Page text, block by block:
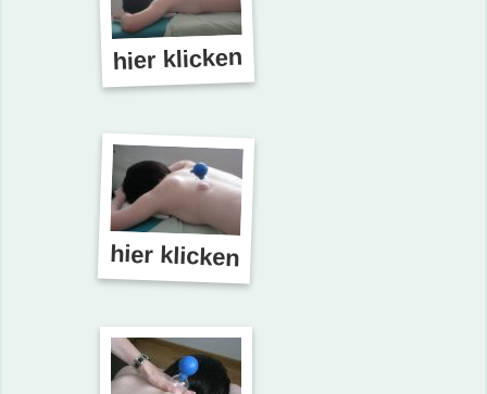
hier klicken
hier klicken